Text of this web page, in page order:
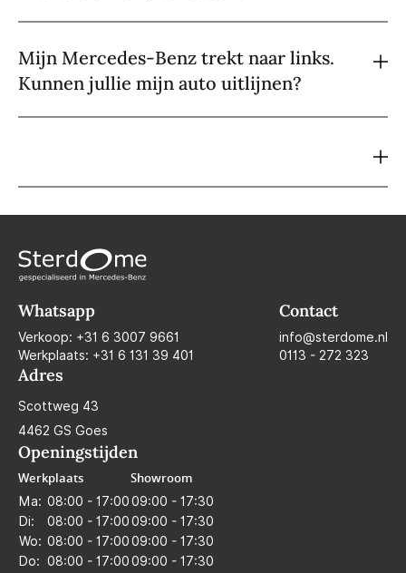
Mijn Mercedes-Benz trekt naar links.
Kunnen jullie mijn auto uitlijnen?
Whatsapp
Verkoop: +31 6 3007 9661
Werkplaats: +31 6 131 39 401
Contact
info@sterdome.nl
0113 - 272 323
Adres
Scottweg 43
4462 GS Goes
Openingstijden
Werkplaats
Ma: 08:00 - 17:00
Di:
08:00 - 17:00
Wo: 08:00 - 17:00
Do: 08:00 - 17:00
Showroom
09:00 - 17:30
09:00 - 17:30
09:00 - 17:30
09:00 - 17:30